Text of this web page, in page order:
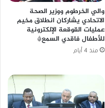
والي الخرطوم ووزير الصحة
الاتحادي يشاركان انطلاق مخيم
عمليات القوقعة الإلكترونية
للأطفال فاقدي السمع*
منذ 4 أيام